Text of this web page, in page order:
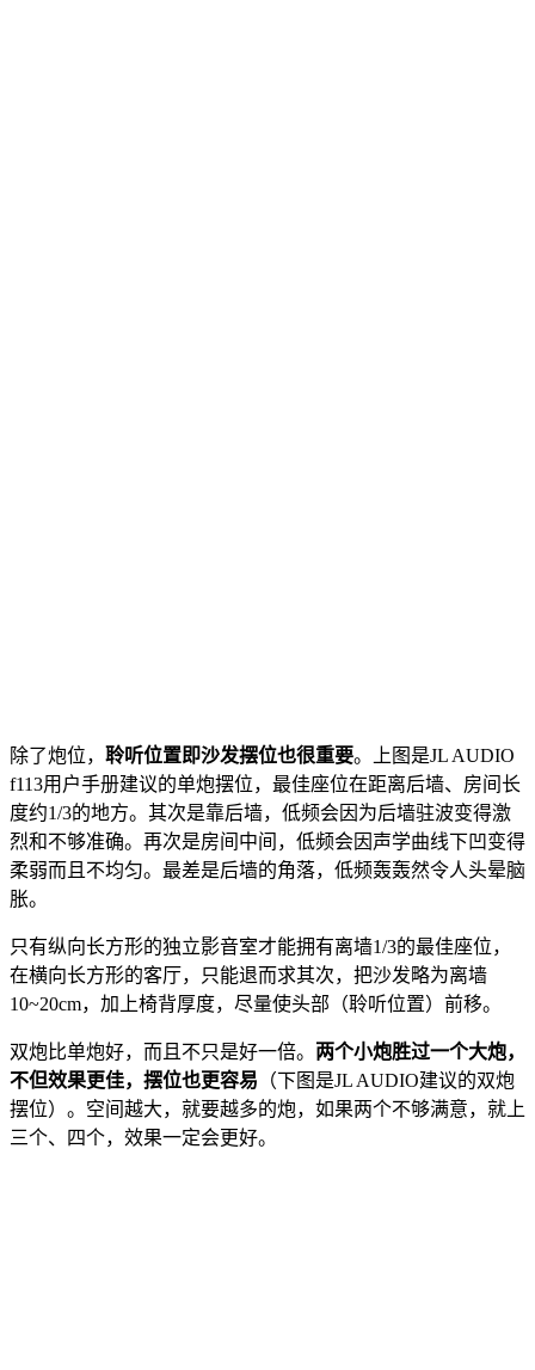
除了炮位， 聆听位置即沙发摆位也很重要。上图是JL AUDIO
f113用户手册建议的单炮摆位，最佳座位在距离后墙、房间长
度约1/3的地方。其次是靠后墙，低频会因为后墙驻波变得激
烈和不够准确。再次是房间中间，低频会因声学曲线下凹变得
柔弱而且不均匀。最差是后墙的角落，低频轰轰然令人头晕脑
胀。
只有纵向长方形的独立影音室才能拥有离墙1/3的最佳座位，
在横向长方形的客厅，只能退而求其次，把沙发略为离墙
10~20cm，加上椅背厚度，尽量使头部（聆听位置）前移。
双炮比单炮好，而且不只是好一倍。 两个小炮胜过一个大炮，
不但效果更佳，摆位也更容易 （下图是JL AUDIO建议的双炮
摆位）。空间越大，就要越多的炮，如果两个不够满意，就上
三个、四个，效果一定会更好。